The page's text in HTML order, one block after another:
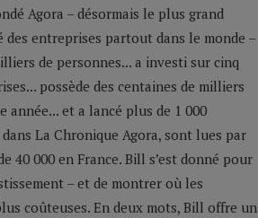
Agora – désormais le plus grand
des entreprises partout dans le monde –
de personnes... a investi sur cinq
possède des centaines de milliers
année... et a lancé plus de 1 000
La Chronique Agora, sont lues par
40 000 en France. Bill s’est donné pour
– et de montrer où les
coûteuses. En deux mots, Bill offre un